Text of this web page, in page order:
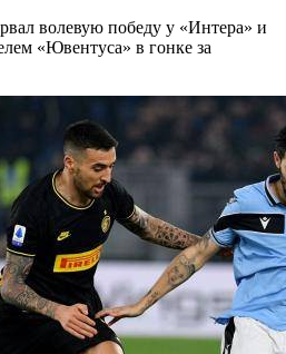
волевую победу у «Интера» и
«Ювентуса» в гонке за